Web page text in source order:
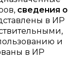
сведения о
в ИР
и
в ИР